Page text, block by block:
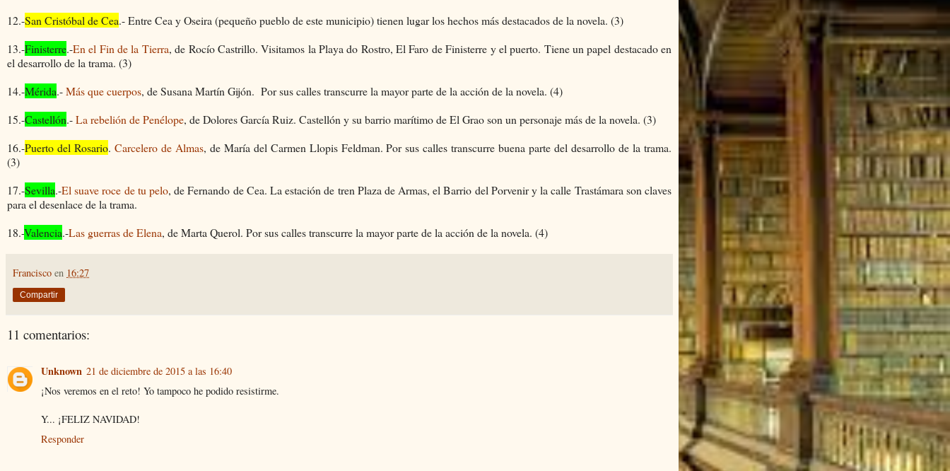
12.-San Cristóbal de Cea.- Entre Cea y Oseira (pequeño pueblo de este municipio) tienen lugar los hechos más destacados de la novela. (3)
13.-Finisterre.-En el Fin de la Tierra, de Rocío Castrillo. Visitamos la Playa do Rostro, El Faro de Finisterre y el puerto. Tiene un papel destacado en
el desarrollo de la trama. (3)
14.-Mérida.-Más que cuerpos, de Susana Martín Gijón. Por sus calles transcurrela mayorparte de la acción de la novela. (4)
15.-Castellón.-La rebelión de Penélope, de Dolores García Ruiz. Castellón y su barrio marítimo de El Grao son un personaje más de la novela. (3)
16.-Puerto del Rosario. Carcelero de Almas, de María del Carmen Llopis Feldman. Por sus calles transcurre buena parte del desarrollo de la trama.
(3)
17.-Sevilla.-El suave roce de tu pelo, de Fernando de Cea. La estación de tren Plaza de Armas, el Barrio del Porvenir y la calle Trastámara son claves
para el desenlace de la trama.
18.-Valencia.-Las guerras de Elena, de Marta Querol. Por sus calles transcurre la mayor parte de la acción de la novela. (4)
Francisco en 16:27
Compartir
11 comentarios:
Unknown 21 de diciembre de 2015 a las 16:40
¡Nos veremos en el reto! Yo tampoco he podido resistirme.
Y... ¡FELIZ NAVIDAD!
Responder